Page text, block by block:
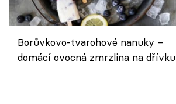
Borůvkovo-tvarohové nanuky –
domácí ovocná zmrzlina na dřívku